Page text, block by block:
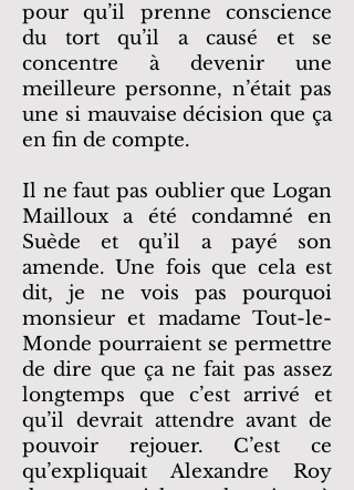
pour qu’il prenne conscience
du tort qu’il a causé et se
concentre à devenir une
meilleure personne, n’était pas
une si mauvaise décision que ça
en fin de compte.
Il ne faut pas oublier que Logan
Mailloux a été condamné en
Suède et qu’il a payé son
amende. Une fois que cela est
dit, je ne vois pas pourquoi
monsieur et madame Tout-le-
Monde pourraient se permettre
de dire que ça ne fait pas assez
longtemps que c’est arrivé et
qu’il devrait attendre avant de
pouvoir rejouer. C’est ce
qu’expliquait Alexandre Roy